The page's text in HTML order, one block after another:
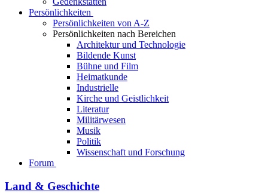
Persönlichkeiten
Persönlichkeiten von A-Z
Persönlichkeiten nach Bereichen
Architektur und Technologie
Bildende Kunst
Bühne und Film
Heimatkunde
Industrielle
Kirche und Geistlichkeit
Literatur
Militärwesen
Musik
Politik
Wissenschaft und Forschung
Forum
Land & Geschichte